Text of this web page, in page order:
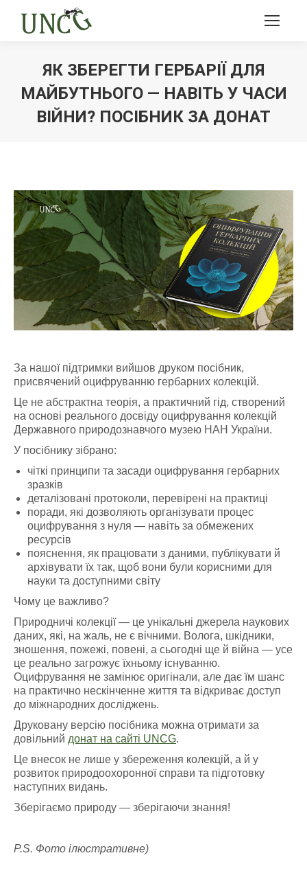
ЯК ЗБЕРЕГТИ ГЕРБАРІЇ ДЛЯ
МАЙБУТНЬОГО — НАВІТЬ У ЧАСИ
ВІЙНИ? ПОСІБНИК ЗА ДОНАТ
За нашої підтримки вийшов друком посібник,
присвячений оцифруванню гербарних колекцій.
Це не абстрактна теорія, а практичний гід, створений
на основі реального досвіду оцифрування колекцій
Державного природознавчого музею НАН України.
У посібнику зібрано:
чіткі принципи та засади оцифрування гербарних
зразків
деталізовані протоколи, перевірені на практиці
поради, які дозволяють організувати процес
оцифрування з нуля — навіть за обмежених
ресурсів
пояснення, як працювати з даними, публікувати й
архівувати їх так, щоб вони були корисними для
науки та доступними світу
Чому це важливо?
Природничі колекції — це унікальні джерела наукових
даних, які, на жаль, не є вічними. Волога, шкідники,
зношення, пожежі, повені, а сьогодні ще й війна — усе
це реально загрожує їхньому існуванню.
Оцифрування не замінює оригінали, але дає їм шанс
на практично нескінченне життя та відкриває доступ
до міжнародних досліджень.
Друковану версію посібника можна отримати за
довільний донат на сайті UNCG.
Це внесок не лише у збереження колекцій, а й у
розвиток природоохоронної справи та підготовку
наступних видань.
Зберігаємо природу — зберігаючи знання!
P.S. Фото ілюстративне)